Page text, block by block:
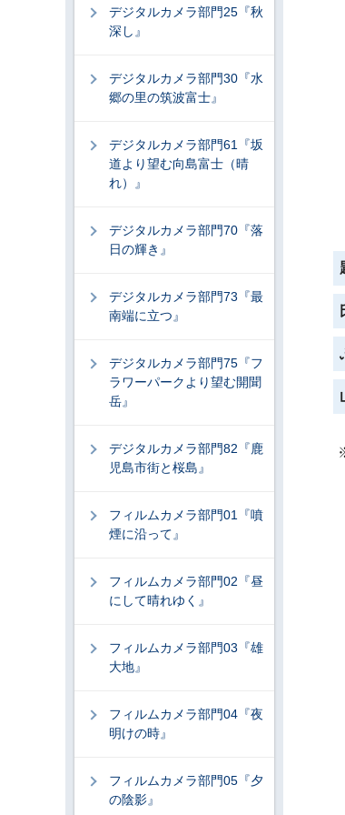
デジタルカメラ部門25『秋
深し』
デジタルカメラ部門30『水
郷の里の筑波富士』
デジタルカメラ部門61『坂
道より望む向島富士（晴
れ）』
デジタルカメラ部門70『落
日の輝き』
デジタルカメラ部門73『最
南端に立つ』
デジタルカメラ部門75『フ
ラワーパークより望む開聞
岳』
デジタルカメラ部門82『鹿
児島市街と桜島』
フィルムカメラ部門01『噴
煙に沿って』
フィルムカメラ部門02『昼
にして晴れゆく』
フィルムカメラ部門03『雄
大地』
フィルムカメラ部門04『夜
明けの時』
フィルムカメラ部門05『夕
の陰影』